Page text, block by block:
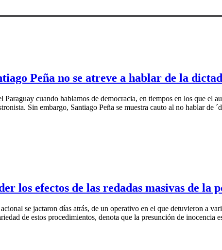
Peña no se atreve a hablar de la
Paraguay cuando hablamos de democracia, en tiempos en los que
Sin embargo, Santiago Peña se muestra cauto al no hablar
los efectos de las redadas masivas de la
se jactaron días atrás, de un operativo en el que detuvieron a
de estos procedimientos, denota que la presunción de